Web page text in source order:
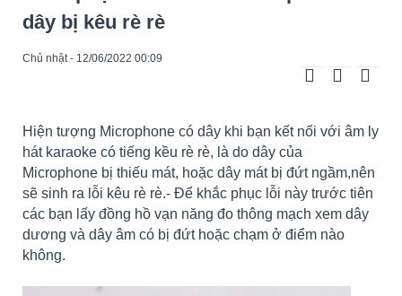
dây bị kêu rè rè
Chủ nhật - 12/06/2022 00:09
Hiện tượng Microphone có dây khi bạn kết nối với âm ly
hát karaoke có tiếng kều rè rè, là do dây của
Microphone bị thiếu mát, hoặc dây mát bị đứt ngầm,nên
sẽ sinh ra lỗi kêu rè rè.- Để khắc phục lỗi này trước tiên
các bạn lấy đồng hồ vạn năng đo thông mạch xem dây
dương và dây âm có bị đứt hoặc chạm ở điểm nào
không.